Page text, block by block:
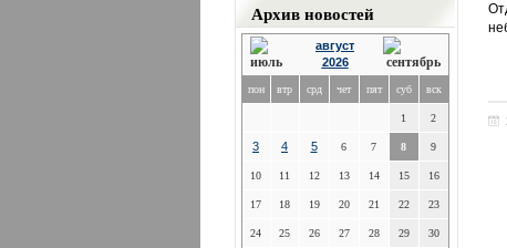
Архив новостей
август
2026
пон втр срд чет пят суб вск
1 2
3 4 5 6 7 8 9
10 11 12 13 14 15 16
17 18 19 20 21 22 23
24 25 26 27 28 29 30